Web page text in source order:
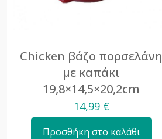
Chicken βάζο πορσελάνη
με καπάκι
19,8×14,5×20,2cm
14,99 €
Προσθήκη στο καλάθι